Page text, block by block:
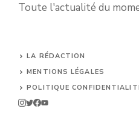
Toute l'actualité du
LA RÉDACTION
MENTIONS LÉGALES
POLITIQUE